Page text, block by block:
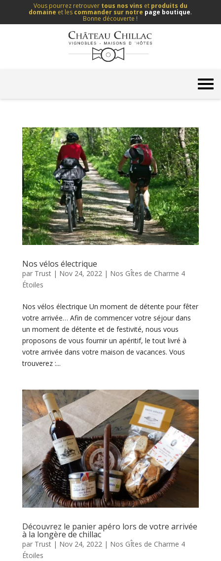
Vous pourrez retrouver tous nos vins et produits du
domaine et les commander sur notre page boutique.
Bonne découverte !
Nos vélos électrique
par Trust| Nov 24, 2022| Nos GÎtes de Charme 4
Étoiles
Nos vélos électrique Un moment de détente pour fêter
votre arrivée… Afin de commencer votre séjour dans
un moment de détente et de festivité, nous vous
proposons de vous fournir un apéritif, le tout livré à
votre arrivée dans votre maison de vacances. Vous
trouverez :...
Découvrez le panier apéro lors de votre arrivée
à la longère de chillac
par Trust| Nov 24, 2022| Nos GÎtes de Charme 4
Étoiles